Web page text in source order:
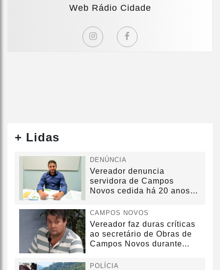
Web Rádio Cidade
+ Lidas
DENÚNCIA
Vereador denuncia
servidora de Campos
Novos cedida há 20 anos
CAMPOS NOVOS
Vereador faz duras críticas
ao secretário de Obras de
Campos Novos durante...
POLÍCIA